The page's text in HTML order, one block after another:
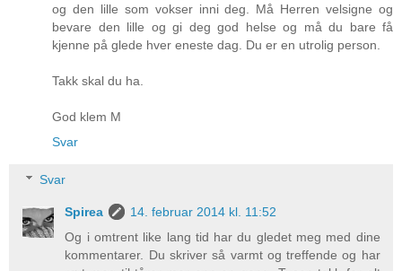
og den lille som vokser inni deg. Må Herren velsigne og
bevare den lille og gi deg god helse og må du bare få
kjenne på glede hver eneste dag. Du er en utrolig person.
Takk skal du ha.
God klem M
Svar
Svar
Spirea
14. februar 2014 kl. 11:52
Og i omtrent like lang tid har du gledet meg med dine
kommentarer. Du skriver så varmt og treffende og har